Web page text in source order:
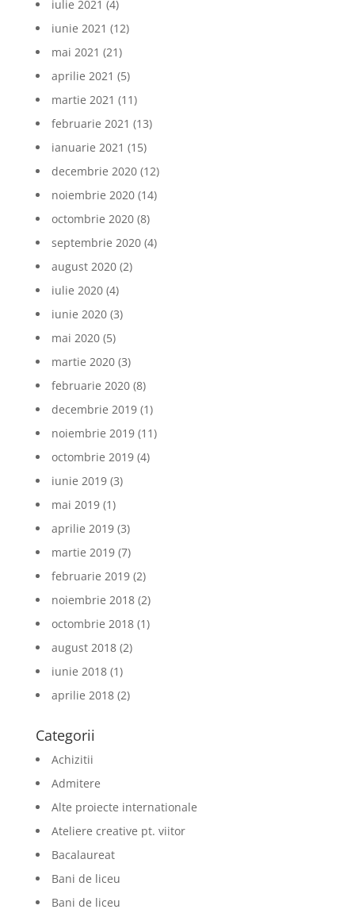
iulie 2021 (4)
iunie 2021 (12)
mai 2021 (21)
aprilie 2021 (5)
martie 2021 (11)
februarie 2021 (13)
ianuarie 2021 (15)
decembrie 2020(12)
noiembrie 2020(14)
octombrie 2020(8)
septembrie 2020(4)
august 2020(2)
iulie 2020(4)
iunie 2020(3)
mai 2020(5)
martie 2020(3)
februarie 2020(8)
decembrie 2019(1)
noiembrie 2019(11)
octombrie 2019(4)
iunie 2019(3)
mai 2019(1)
aprilie 2019(3)
martie 2019(7)
februarie 2019(2)
noiembrie 2018(2)
octombrie 2018(1)
august 2018(2)
iunie 2018(1)
aprilie 2018(2)
Categorii
Achizitii
Admitere
Alte proiecte internationale
Ateliere creative pt. viitor
Bacalaureat
Bani de liceu
Bani de liceu